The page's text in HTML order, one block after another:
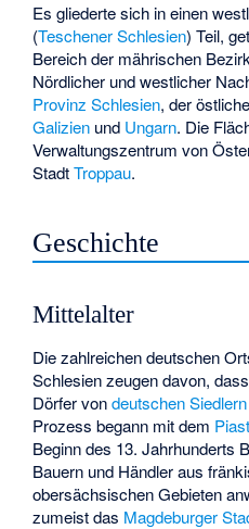
Es gliederte sich in einen
(Teschener Schlesien) Teil,
Bereich der mährischen
Nördlicher und westlicher
Provinz Schlesien, der
Galizien und Ungarn. Die
Verwaltungszentrum von
StadtTroppau.
Geschichte
Mittelalter
Die zahlreichen deutschen
Schlesien zeugen davon,
Dörfer vondeutschen Siedlern
Prozess begann mit dem
Beginn des 13. Jahrhunderts
Bauern und Händler aus
obersächsischen Gebieten
zumeist das Magdeburger